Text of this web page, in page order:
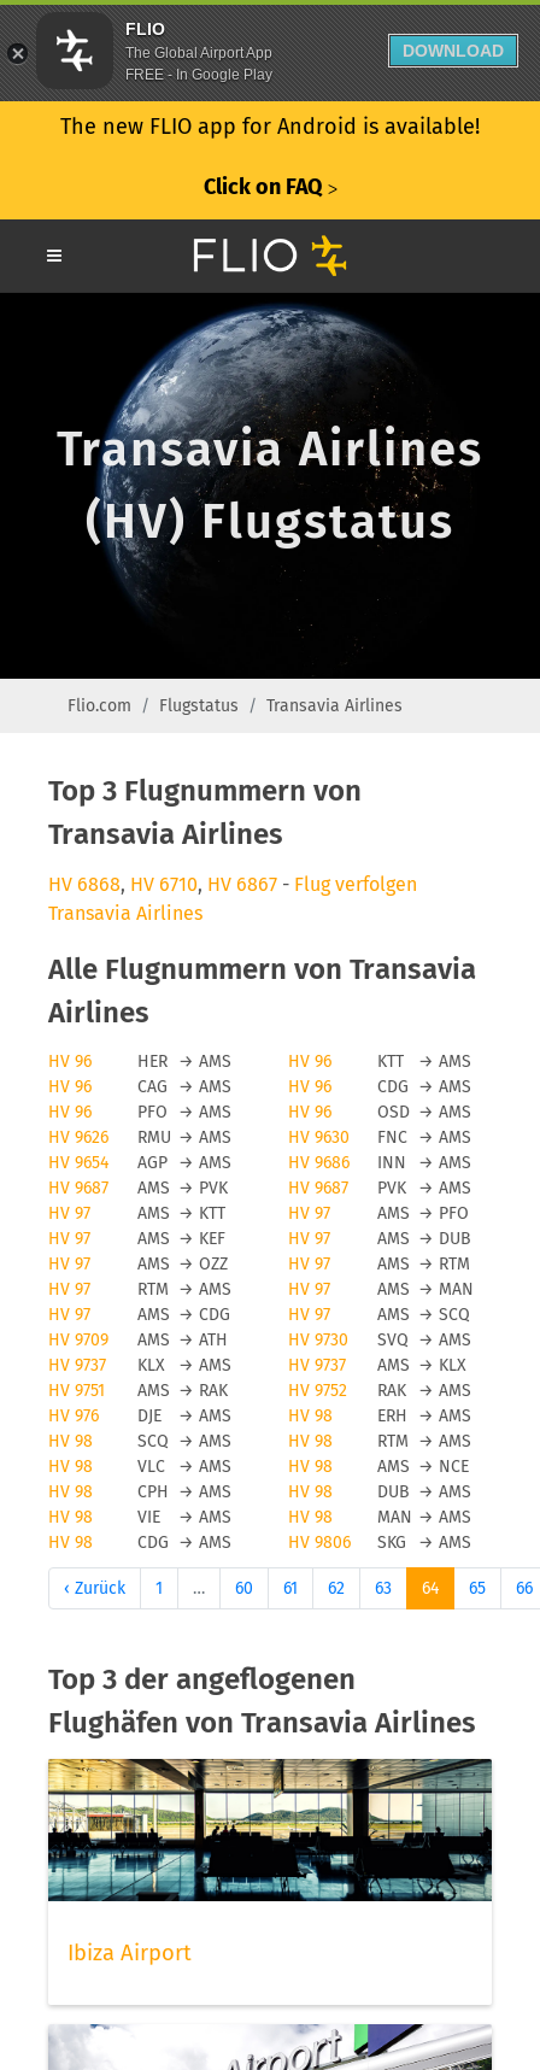
The new FLIO app for Android is available!
Click on FAQ ᐳ
Transavia Airlines
(HV) Flugstatus
Flio.com Flugstatus Transavia Airlines
Top 3 Flugnummern von
Transavia Airlines
HV 6868, HV 6710, HV 6867 - Flug verfolgen
Transavia Airlines
Alle Flugnummern von Transavia
Airlines
HV 96 HER → AMS HV 96 KTT → AMS
HV 96
CAG → AMS HV 96 CDG → AMS
HV 96
PFO → AMS HV 96 OSD → AMS
HV 9626
RMU → AMS HV 9630 FNC → AMS
HV 9654
AGP → AMS HV 9686 INN → AMS
HV 9687
AMS → PVK HV 9687 PVK → AMS
HV 97
AMS → KTT HV 97 AMS → PFO
HV 97
AMS → KEF HV 97 AMS → DUB
HV 97
AMS → OZZ HV 97 AMS → RTM
HV 97
RTM → AMS HV 97 AMS → MAN
HV 97
AMS → CDG HV 97 AMS → SCQ
HV 9709
AMS → ATH HV 9730 SVQ → AMS
HV 9737
KLX → AMS HV 9737 AMS → KLX
HV 9751
AMS → RAK HV 9752 RAK → AMS
HV 976
DJE → AMS HV 98 ERH → AMS
HV 98
SCQ → AMS HV 98 RTM → AMS
HV 98
VLC → AMS HV 98 AMS → NCE
HV 98
CPH → AMS HV 98 DUB → AMS
HV 98
VIE → AMS HV 98 MAN → AMS
HV 98
CDG → AMS HV 9806 SKG → AMS
‹ Zurück 1 … 60 61 62 63 64 65 66
Top 3 der angeflogenen
Flughäfen von Transavia Airlines
Ibiza Airport
FLIO
The Global Airport App
FREE - In Google Play
DOWNLOAD